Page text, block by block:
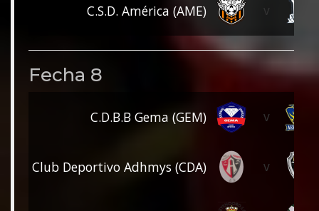
C.S.D. América (AME) v
Fecha 8
C.D.B.B Gema (GEM) v
Club Deportivo Adhmys (CDA) v